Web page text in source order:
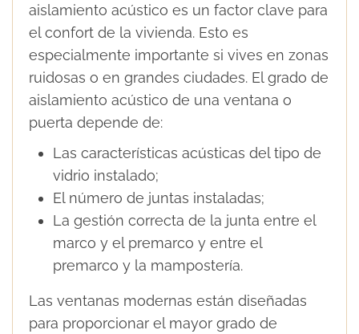
aislamiento acústico es un factor clave para
el confort de la vivienda. Esto es
especialmente importante si vives en zonas
ruidosas o en grandes ciudades. El grado de
aislamiento acústico de una ventana o
puerta depende de:
Las características acústicas del tipo de
vidrio instalado;
El número de juntas instaladas;
La gestión correcta de la junta entre el
marco y el premarco y entre el
premarco y la mampostería.
Las ventanas modernas están diseñadas
para proporcionar el mayor grado de